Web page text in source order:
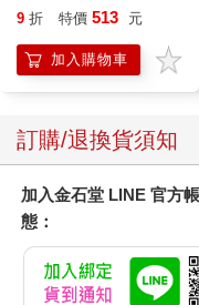
收件者：Mark Karlepes
我無法評估遺失的8萬枚
的債務，但我想mtgox應
處想，mtgox的盈利不太
我目前想到三種解決方案
－用你的存款小額購入
漲前填補這個大洞。
－一次購買大量比特幣
是比特幣）。哪天比特
Pokemon Ecology
Press)
9 折 特價 513 元
加入購物車
訂購/退換貨須知
加入金石堂 LINE 官方
態：